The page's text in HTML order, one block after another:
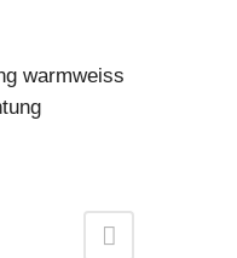
warmweiss